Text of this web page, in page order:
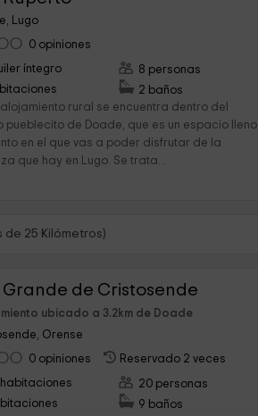
Lugo
0 opiniones
íntegro
8 personas
2 baños
rural se encuentra dentro del
pueblecito de Doade, que es un espacio lleno
en el que vas a poder disfrutar de la
que hay en Lugo. Se trata...
de 25 Kilómetros)
Grande de Cristosende
ubicado a 3.2km de Doade
Orense
0 opiniones
Reservado 2 veces
habitaciones
20 personas
9 baños